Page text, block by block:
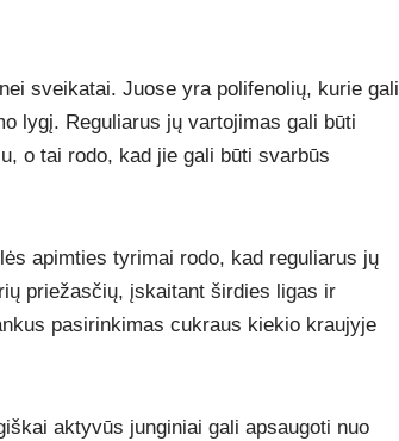
sveikatai. Juose yra polifenolių, kurie gali
lygį. Reguliarus jų vartojimas gali būti
o tai rodo, kad jie gali būti svarbūs
apimties tyrimai rodo, kad reguliarus jų
priežasčių, įskaitant širdies ligas ir
pasirinkimas cukraus kiekio kraujyje
aktyvūs junginiai gali apsaugoti nuo